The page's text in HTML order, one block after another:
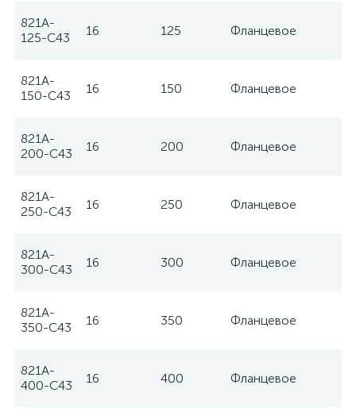
821A-
125-C43
16 125 Фланцевое
821A-
150-C43
16 150 Фланцевое
821A-
200-C43
16 200 Фланцевое
821A-
250-C43
16 250 Фланцевое
821A-
300-C43
16 300 Фланцевое
821A-
350-C43
16 350 Фланцевое
821A-
400-C43
16 400 Фланцевое